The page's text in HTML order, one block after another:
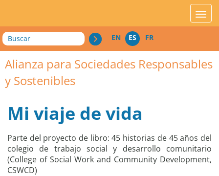
Buscar EN ES FR
Alianza para Sociedades Responsables
y Sostenibles
Mi viaje de vida
Parte del proyecto de libro: 45 historias de 45 años del
colegio de trabajo social y desarrollo comunitario
(College of Social Work and Community Development,
CSWCD)